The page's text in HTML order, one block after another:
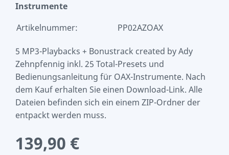
Instrumente
Artikelnummer:
PP02AZOAX
5 MP3-Playbacks + Bonustrack created by Ady
Zehnpfennig inkl. 25 Total-Presets und
Bedienungsanleitung für OAX-Instrumente. Nach
dem Kauf erhalten Sie einen Download-Link. Alle
Dateien befinden sich ein einem ZIP-Ordner der
entpackt werden muss.
139,90 €